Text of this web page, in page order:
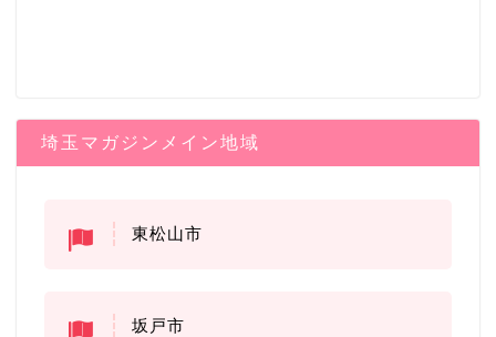
埼玉マガジンメイン地域
東松山市
坂戸市